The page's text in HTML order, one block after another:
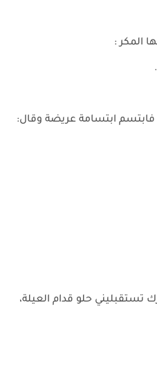
المكر :
ابتسامة عريضة وقال:
تستقبليني حلو قدام العيلة،